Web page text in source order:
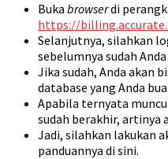
Buka browserdi
https://
Selanjutnya, silahkan
sebelumnya sudah
Jika sudah, Anda akan
database yang Anda
Apabila ternyata
sudah berakhir, artinya
Jadi, silahkan lakukan
panduannya di sini.